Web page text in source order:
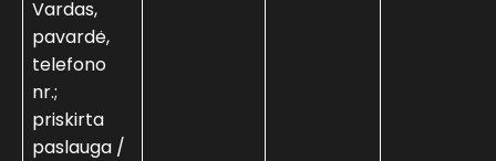
Vardas,
pavardė,
telefono
nr.;
priskirta
paslauga /